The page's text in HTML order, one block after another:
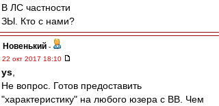
В ЛС частности
ЗЫ. Кто с нами?
Новенький -
22 окт 2017 18:10
ys
Не вопрос. Готов предоставить
"характеристику" на любого юзера с ВВ. Чем